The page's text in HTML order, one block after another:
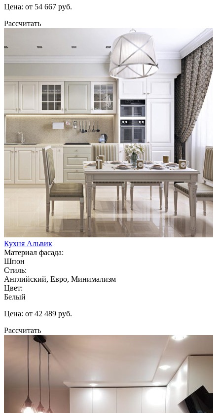
Цена: от 54 667 руб.
Рассчитать
Кухня Альвик
Материал фасада:
Шпон
Стиль:
Английский, Евро, Минимализм
Цвет:
Белый
Цена: от 42 489 руб.
Рассчитать